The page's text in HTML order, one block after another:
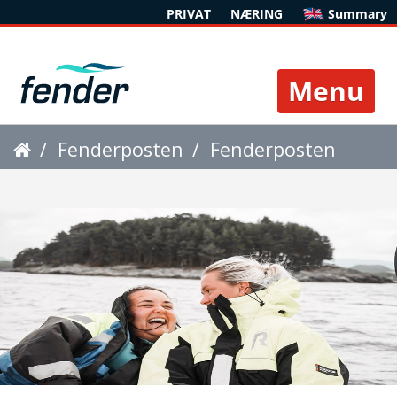
PRIVAT NÆRING Summary
Toggle
Fenderposten Fenderposten